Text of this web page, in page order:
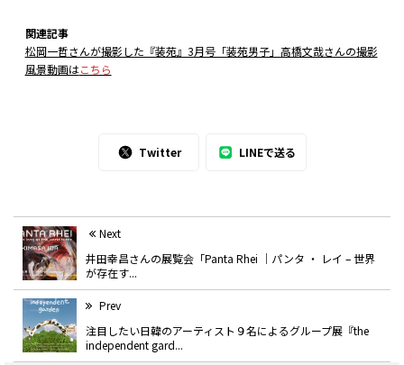
関連記事
松岡一哲さんが撮影した『装苑』3月号「装苑男子」高橋文哉さんの撮影
風景動画はこちら
Twitter LINEで送る
Next
井田幸昌さんの展覧会「Panta Rhei ｜パンタ ・ レイ – 世界
が存在す...
Prev
注目したい日韓のアーティスト９名によるグループ展『the
independent gard...